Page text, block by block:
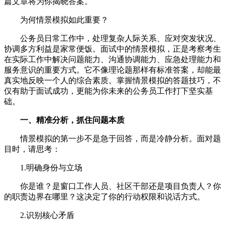
为何情景模拟如此重要？
公务员日常工作中，处理复杂人际关系、应对突发状况、
协调多方利益是家常便饭。面试中的情景模拟，正是考察考生
在实际工作中解决问题能力、沟通协调能力、应急处理能力和
服务意识的重要方式。它不像理论题那样有标准答案，却能最
真实地反映一个人的综合素质。掌握情景模拟的答题技巧，不
仅有助于面试成功，更能为你未来的公务员工作打下坚实基
础。
一、精准分析，抓住问题本质
情景模拟的第一步不是急于回答，而是冷静分析。面对题
目时，请思考：
1.明确身份与立场
你是谁？是窗口工作人员、社区干部还是项目负责人？你
的职责边界在哪里？这决定了你的行动权限和说话方式。
2.识别核心矛盾